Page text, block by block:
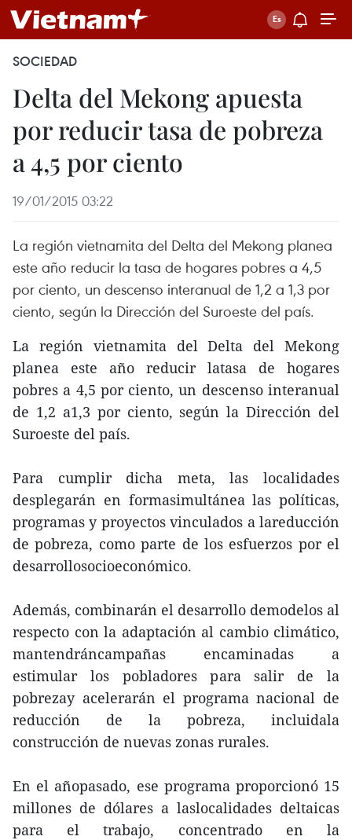
SOCIEDAD
Delta del Mekong apuesta
por reducir tasa de pobreza
a 4,5 por ciento
19/01/2015 03:22
La región vietnamita del Delta del Mekong planea
este año reducir la tasa de hogares pobres a 4,5
por ciento, un descenso interanual de 1,2 a 1,3 por
ciento, según la Dirección del Suroeste del país.
La región vietnamita del Delta del Mekong
planea este año reducir latasa de hogares
pobres a 4,5 por ciento, un descenso interanual
de 1,2 a1,3 por ciento, según la Dirección del
Suroeste del país.
Para cumplir dicha meta, las localidades
desplegarán en formasimultánea las políticas,
programas y proyectos vinculados a lareducción
de pobreza, como parte de los esfuerzos por el
desarrollosocioeconómico.
Además, combinarán el desarrollo demodelos al
respecto con la adaptación al cambio climático,
mantendráncampañas encaminadas a
estimular los pobladores para salir de la
pobrezay acelerarán el programa nacional de
reducción de la pobreza, incluidala
construcción de nuevas zonas rurales.
En el añopasado, ese programa proporcionó 15
millones de dólares a laslocalidades deltaicas
para el trabajo, concentrado en la